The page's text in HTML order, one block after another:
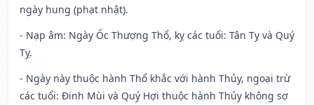
ngày hung (phạt nhật).
- Nạp âm: Ngày Ốc Thượng Thổ, kỵ các tuổi: Tân Tỵ và Quý
Tỵ.
- Ngày này thuộc hành Thổ khắc với hành Thủy, ngoại trừ
các tuổi: Đinh Mùi và Quý Hợi thuộc hành Thủy không sợ